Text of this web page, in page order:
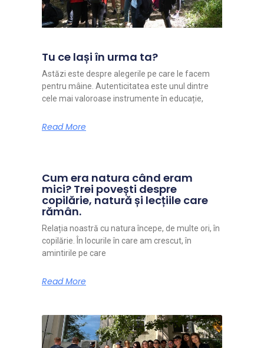
Tu ce lași în urma ta?
Astăzi este despre alegerile pe care le facem
pentru mâine. Autenticitatea este unul dintre
cele mai valoroase instrumente în educație,
Read More
Cum era natura când eram
mici? Trei povești despre
copilărie, natură și lecțiile care
rămân.
Relația noastră cu natura începe, de multe ori, în
copilărie. În locurile în care am crescut, în
amintirile pe care
Read More